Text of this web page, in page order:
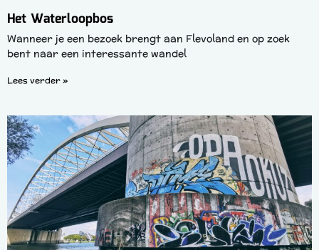
Het Waterloopbos
Wanneer je een bezoek brengt aan Flevoland en op zoek
bent naar een interessante wandel
Lees verder »